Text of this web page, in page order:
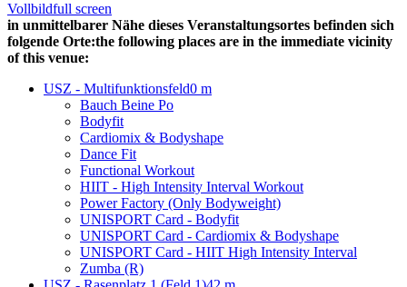
Vollbildfull screen
in unmittelbarer Nähe dieses Veranstaltungsortes befinden sich
folgende Orte:the following places are in the immediate vicinity
of this venue:
USZ - Multifunktionsfeld0 m
Bauch Beine Po
Bodyfit
Cardiomix & Bodyshape
Dance Fit
Functional Workout
HIIT - High Intensity Interval Workout
Power Factory (Only Bodyweight)
UNISPORT Card - Bodyfit
UNISPORT Card - Cardiomix & Bodyshape
UNISPORT Card - HIIT High Intensity Interval
Zumba (R)